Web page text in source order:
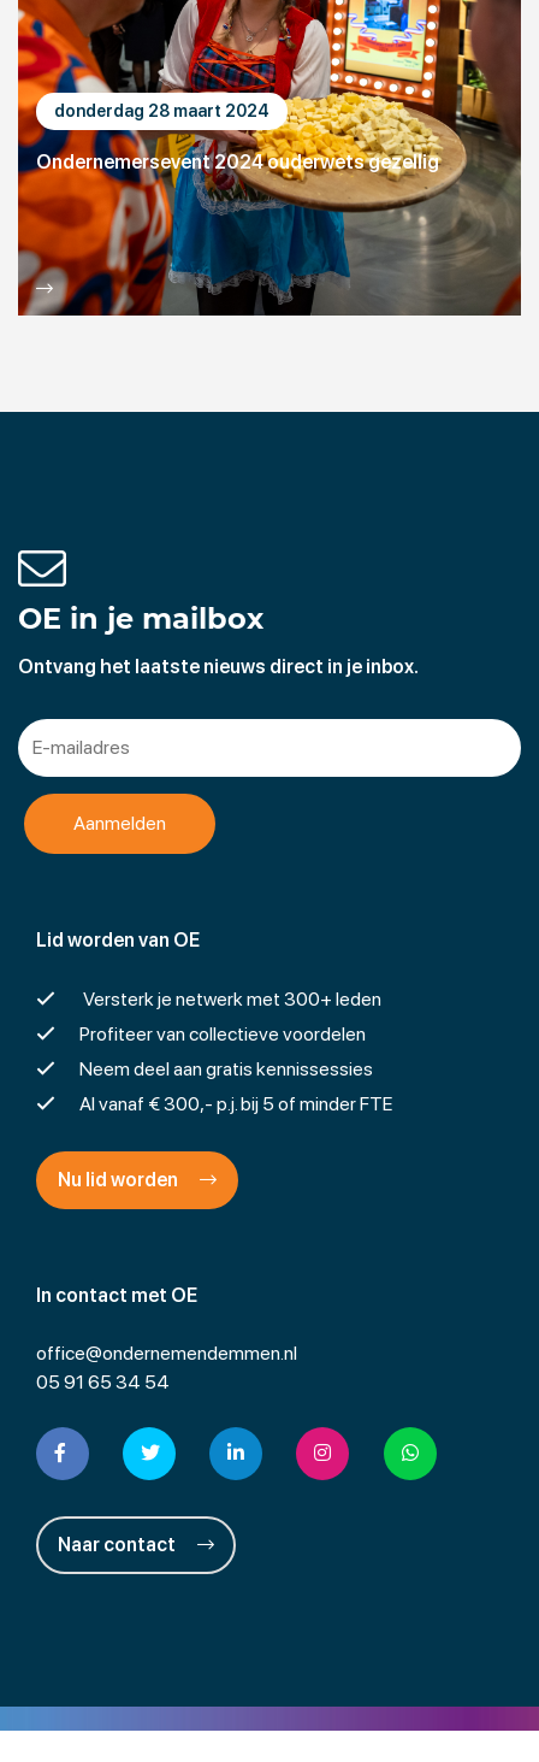
donderdag 28 maart 2024
Ondernemersevent 2024 ouderwets gezellig
In contact met OE
office@ondernemendemmen.nl
05 91 65 34 54
Naar contact
Lid worden van OE
Versterk je netwerk met 300+ leden
Profiteer van collectieve voordelen
Neem deel aan gratis kennissessies
Al vanaf € 300,- p.j. bij 5 of minder FTE
Nu lid worden
OE in je mailbox
Ontvang het laatste nieuws direct in je inbox.